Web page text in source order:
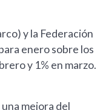
y la Federación
enero sobre los
y 1% en marzo.
mejora del